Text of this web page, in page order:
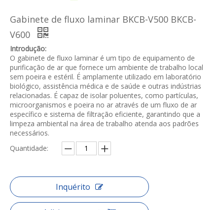
Gabinete de fluxo laminar BKCB-V500 BKCB-
V600
Introdução:
O gabinete de fluxo laminar é um tipo de equipamento de
purificação de ar que fornece um ambiente de trabalho local
sem poeira e estéril. É amplamente utilizado em laboratório
biológico, assistência médica e de saúde e outras indústrias
relacionadas. É capaz de isolar poluentes, como partículas,
microorganismos e poeira no ar através de um fluxo de ar
específico e sistema de filtração eficiente, garantindo que a
limpeza ambiental na área de trabalho atenda aos padrões
necessários.
Quantidade:
Inquérito